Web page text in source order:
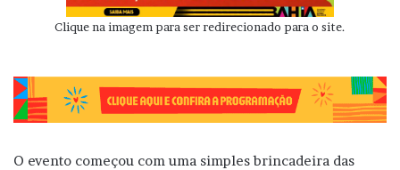
Clique na imagem para ser redirecionado para o site.
O evento começou com uma simples brincadeira das